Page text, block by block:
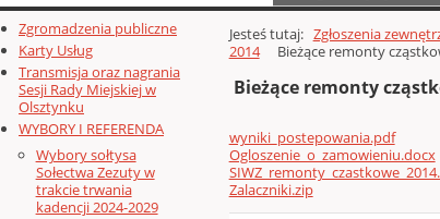
Dodatkowe zasoby (lewa kolumna)
Zgromadzenia publiczne
Karty Usług
Transmisja oraz nagrania
Sesji Rady Miejskiej w
Olsztynku
WYBORY I REFERENDA
Wybory sołtysa
Sołectwa Zezuty w
trakcie trwania
kadencji 2024-2029
Głównej zawartości
Jesteś tutaj: Zgłoszenia
2014
Bieżące remonty
Bieżące remonty
wyniki_postepowania.pdf
Ogloszenie_o_zamowieniu.docx
Zalaczniki.zip